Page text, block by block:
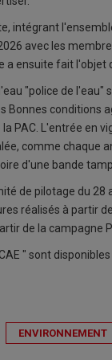
intégrant
avec les
a ensuite fait
"police de
Bonnes conditions
PAC. L'entrée en
comme chaque
d'une bande
de pilotage du
réalisés à partir
de la campagne
" sont
ENVIRONNEMENT